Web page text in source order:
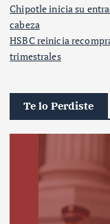
Chipotle inicia su
cabeza
HSBC reinicia
trimestrales
Te lo Perdiste